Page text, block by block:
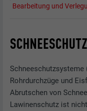
Bearbeitung und
SCHNEESCHUTZ
Rohrdurchzüge und
Abrutschen von
Lawinenschutz ist